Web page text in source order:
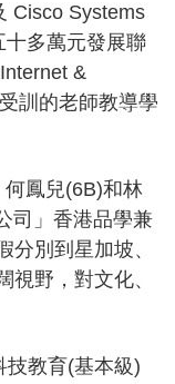
Cisco Systems
十多萬元發展聯
&
訓的老師教導學
鳳兒(6B)和林
司」香港品學兼
別到星加坡、
野，對文化、
技教育(基本級)